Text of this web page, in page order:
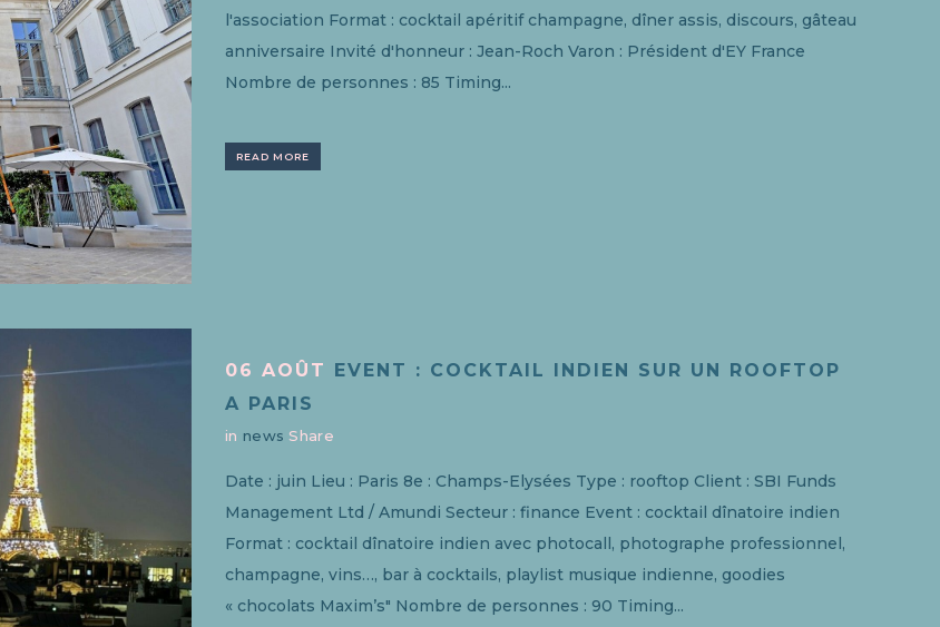
l'association Format : cocktail apéritif champagne, dîner assis, discours, gâteau
anniversaire Invité d'honneur : Jean-Roch Varon : Président d'EY France
Nombre de personnes : 85 Timing...
READ MORE
06 AOÛT EVENT : COCKTAIL INDIEN SUR UN ROOFTOP
A PARIS
in news Share
Date : juin Lieu : Paris 8e : Champs-Elysées Type : rooftop Client : SBI Funds
Management Ltd / Amundi Secteur : finance Event : cocktail dînatoire indien
Format : cocktail dînatoire indien avec photocall, photographe professionnel,
champagne, vins…, bar à cocktails, playlist musique indienne, goodies
« chocolats Maxim’s" Nombre de personnes : 90 Timing...